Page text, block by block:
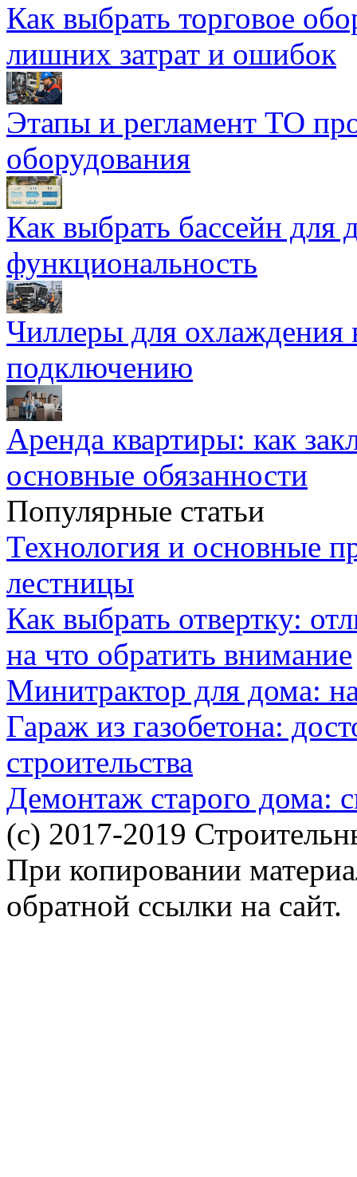
Как выбрать торговое
лишних затрат и ошибок
Этапы и регламент ТО
оборудования
Как выбрать бассейн для
функциональность
Чиллеры для охлаждения
подключению
Аренда квартиры: как
основные обязанности
Популярные статьи
Технология и основные
лестницы
Как выбрать отвертку:
на что обратить внимание
Минитрактор для дома:
Гараж из газобетона:
строительства
Демонтаж старого дома:
(c) 2017-2019
При копировании
обратной ссылки на сайт.